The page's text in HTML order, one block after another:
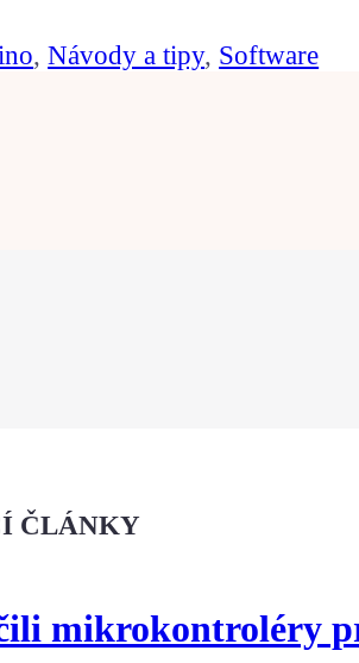
,Návody a tipy, Software
ČLÁNKY
mikrokontroléry